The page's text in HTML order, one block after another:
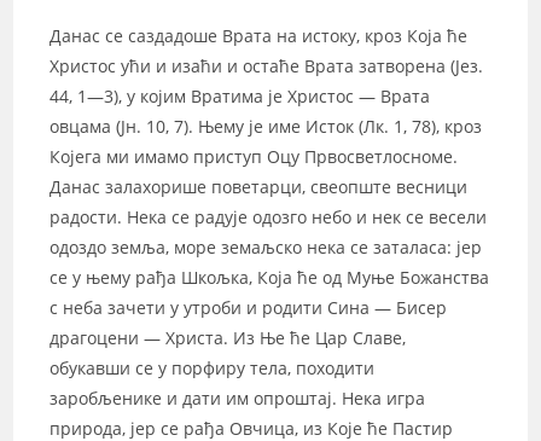
Данас се саздадоше Врата на истоку, кроз Која ће
Христос ући и изаћи и остаће Врата затворена (Јез.
44, 1—3), у којим Вратима је Христос — Врата
овцама (Јн. 10, 7). Њему је име Исток (Лк. 1, 78), кроз
Којега ми имамо приступ Оцу Првосветлосноме.
Данас залахорише поветарци, свеопште весници
радости. Нека се радује одозго небо и нек се весели
одоздо земља, море земаљско нека се заталаса: јер
се у њему рађа Шкољка, Која ће од Муње Божанства
с неба зачети у утроби и родити Сина — Бисер
драгоцени — Христа. Из Ње ће Цар Славе,
обукавши се у порфиру тела, походити
заробљенике и дати им опроштај. Нека игра
природа, јер се рађа Овчица, из Које ће Пастир